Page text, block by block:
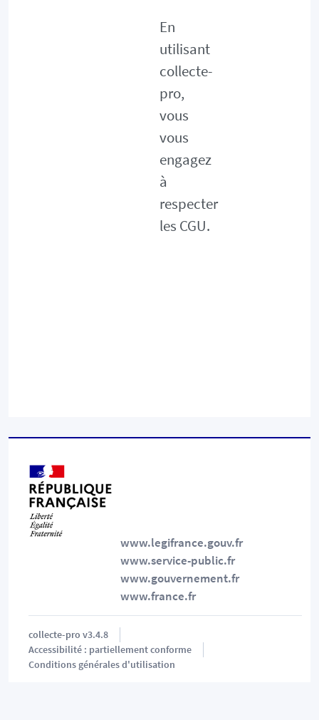
En
utilisant
collecte-
pro,
vous
vous
engagez
à
respecter
les CGU.
www.legifrance.gouv.fr
www.service-public.fr
www.gouvernement.fr
www.france.fr
collecte-pro v3.4.8
Accessibilité : partiellement conforme
Conditions générales d'utilisation